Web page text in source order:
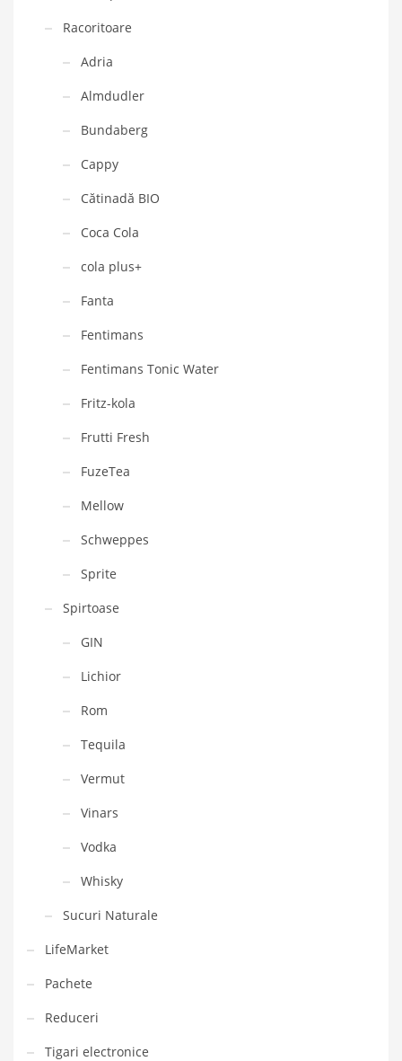
Racoritoare
Adria
Almdudler
Bundaberg
Cappy
Cătinadă BIO
Coca Cola
cola plus+
Fanta
Fentimans
Fentimans Tonic Water
Fritz-kola
Frutti Fresh
FuzeTea
Mellow
Schweppes
Sprite
Spirtoase
GIN
Lichior
Rom
Tequila
Vermut
Vinars
Vodka
Whisky
Sucuri Naturale
LifeMarket
Pachete
Reduceri
Tigari electronice